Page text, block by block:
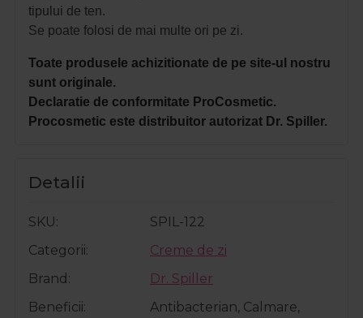
tipului de ten.
Se poate folosi de mai multe ori pe zi.
Toate produsele achizitionate de pe site-ul nostru
sunt originale.
Declaratie de conformitate ProCosmetic.
Procosmetic este distribuitor autorizat Dr. Spiller.
Detalii
SKU
SPIL-122
Categorii
Creme de zi
Brand
Dr. Spiller
Beneficii
Antibacterian, Calmare,